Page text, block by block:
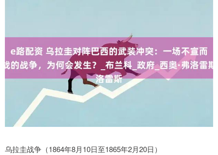
乌拉圭战争（1864年8月10日至1865年2月20日）